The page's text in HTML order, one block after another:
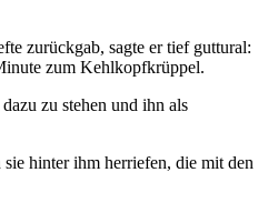
zurückgab, sagte er tief guttural:
zum Kehlkopfkrüppel.
zu stehen und ihn als
hinter ihm herriefen, die mit den